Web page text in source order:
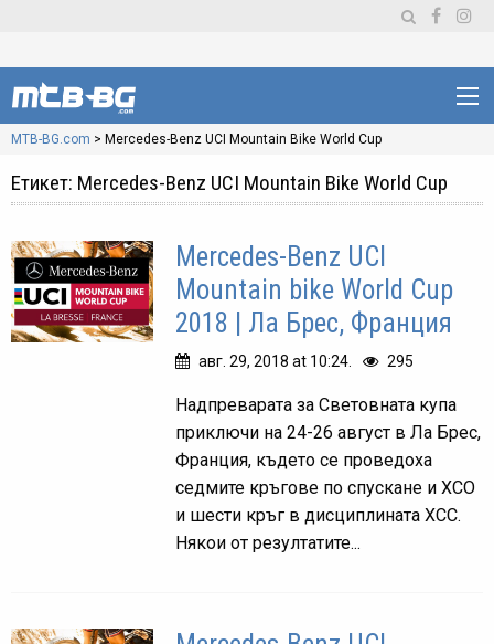
MTB-BG.com > Mercedes-Benz UCI Mountain Bike World Cup
Етикет: Mercedes-Benz UCI Mountain Bike World Cup
Mercedes-Benz UCI
Mountain bike World Cup
2018 | Ла Брес, Франция
авг. 29, 2018 at 10:24. 295
Надпреварата за Световната купа
приключи на 24-26 август в Ла Брес,
Франция, където се проведоха
седмите кръгове по спускане и ХСО
и шести кръг в дисциплината ХСС.
Някои от резултатите...